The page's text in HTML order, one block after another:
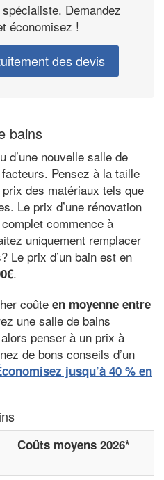
Demandez
économisez !
des devis
bains
d’une nouvelle salle de
Pensez à la taille
des matériaux tels que
Le prix d’une rénovation
commence à
uniquement remplacer
Le prix d’un bain est en
.
coûte en moyenne entre
une salle de bains
penser à un prix à
de bons conseils d’un
jusqu’à 40 % en
Coûts moyens 2026*